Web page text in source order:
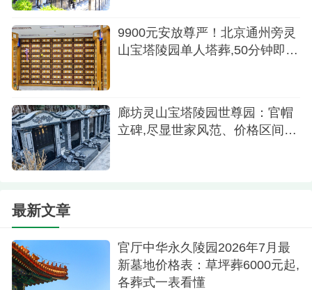
4.立碑价格——铭记岁月痕迹传统立碑仍然是许
多人表达对逝者无尽思念和敬意的方式。灵山宝塔
陵园的立碑区域规划有序，环境幽雅，碑型多样，
品质优良。目前立碑的基本价格也在20000元左右，
不同的石材种类、碑文镌刻工艺和占地面积等因素
将影响最终费用，确保每个碑体都能凝聚家族荣
耀，传承世代记忆。
特定宗教信仰的基督教徒，陵园特设了基督教专属
圣洁风貌。这类墓碑的价格通常在40000元左右，不
仅包含了对逝者灵魂的尊重与祈祷，更在细节之处
9900元安放尊严！北京通州旁灵
山宝塔陵园单人塔葬,50分钟即达
廊坊灵山宝塔陵园世尊园：官帽
立碑,尽显世家风范、价格区间7-
最新文章
官厅中华永久陵园2026年7月最
新墓地价格表：草坪葬6000元起,
各葬式一表看懂